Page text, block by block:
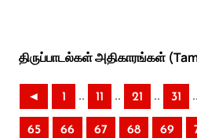
திருப்பாடல்கள் அதிகாரங்கள்
◄ 1 .. 11 .. 21 .. 31 ..
65 66 67 68 69